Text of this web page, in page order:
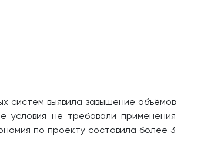
систем выявила завышение объёмов
условия не требовали применения
по проекту составила более 3